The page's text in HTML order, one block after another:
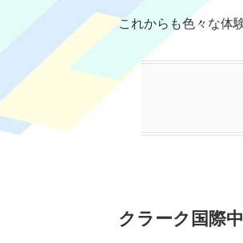
これからも色々な体
クラーク国際